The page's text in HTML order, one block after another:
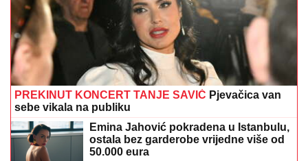
PREKINUT KONCERT TANJE SAVIĆ
Pjevačica van
sebe vikala na publiku
Emina Jahović pokradena u Istanbulu,
ostala bez garderobe vrijedne više od
50.000 eura
"TO JE MOJ ŽIVOT"Milica Todorović
prvi put o partneru, sinu Bogdanu i
povratku na scenu